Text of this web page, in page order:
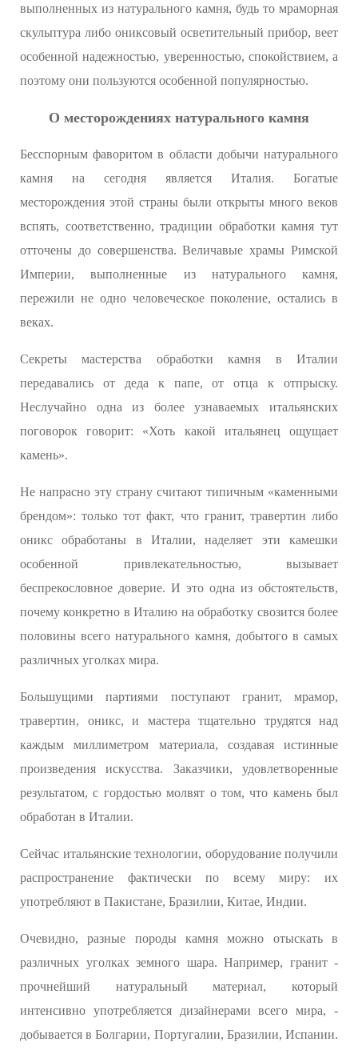
выполненных из натурального камня, будь то мраморная
скульптура либо ониксовый осветительный прибор, веет
особенной надежностью, уверенностью, спокойствием, а
поэтому они пользуются особенной популярностью.
О месторождениях натурального камня
Бесспорным фаворитом в области добычи натурального
камня на сегодня является Италия. Богатые
месторождения этой страны были открыты много веков
вспять, соответственно, традиции обработки камня тут
отточены до совершенства. Величавые храмы Римской
Империи, выполненные из натурального камня,
пережили не одно человеческое поколение, остались в
веках.
Секреты мастерства обработки камня в Италии
передавались от деда к папе, от отца к отпрыску.
Неслучайно одна из более узнаваемых итальянских
поговорок говорит: «Хоть какой итальянец ощущает
камень».
Не напрасно эту страну считают типичным «каменными
брендом»: только тот факт, что гранит, травертин либо
оникс обработаны в Италии, наделяет эти камешки
особенной привлекательностью, вызывает
беспрекословное доверие. И это одна из обстоятельств,
почему конкретно в Италию на обработку свозится более
половины всего натурального камня, добытого в самых
различных уголках мира.
Большущими партиями поступают гранит, мрамор,
травертин, оникс, и мастера тщательно трудятся над
каждым миллиметром материала, создавая истинные
произведения искусства. Заказчики, удовлетворенные
результатом, с гордостью молвят о том, что камень был
обработан в Италии.
Сейчас итальянские технологии, оборудование получили
распространение фактически по всему миру: их
употребляют в Пакистане, Бразилии, Китае, Индии.
Очевидно, разные породы камня можно отыскать в
различных уголках земного шара. Например, гранит -
прочнейший натуральный материал, который
интенсивно употребляется дизайнерами всего мира, -
добывается в Болгарии, Португалии, Бразилии, Испании.